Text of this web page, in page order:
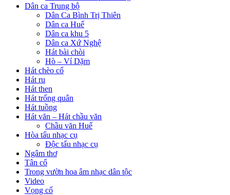
Dân ca Trung bộ
Dân Ca Bình Trị Thiên
Dân ca Huế
Dân ca khu 5
Dân ca Xứ Nghệ
Hát bài chòi
Hò – Ví Dặm
Hát chèo cổ
Hát ru
Hát then
Hát trống quân
Hát tuồng
Hát văn – Hát chầu văn
Chầu văn Huế
Hòa tấu nhạc cụ
Độc tấu nhạc cụ
Ngâm thơ
Tân cổ
Trong vườn hoa âm nhạc dân tộc
Video
Vọng cổ